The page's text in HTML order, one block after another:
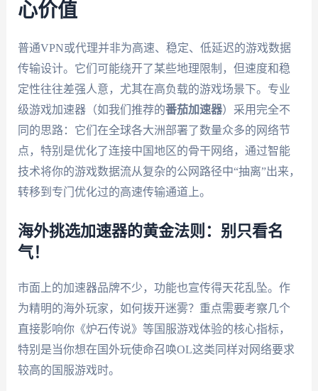
心价值
普通VPN或代理并非为高速、稳定、低延迟的游戏数据
传输设计。它们可能绕开了某些地理限制，但速度和稳
定性往往差强人意，尤其在高负载的游戏场景下。专业
级游戏加速器（如我们推荐的番茄加速器）采用完全不
同的思路：它们在全球各大洲部署了数量众多的网络节
点，特别是优化了连接中国地区的骨干网络，通过智能
技术将你的游戏数据流从复杂的公网路径中“抽离”出来，
转移到专门优化过的高速传输通道上。
海外挑选加速器的黄金法则：别只看名
气！
市面上的加速器品牌不少，功能也宣传得天花乱坠。作
为精明的海外玩家，如何拨开迷雾？重点需要考察几个
直接影响你《炉石传说》等国服游戏体验的核心指标，
特别是当你想在国外玩使命召唤OL这类同样对网络要求
较高的国服游戏时。